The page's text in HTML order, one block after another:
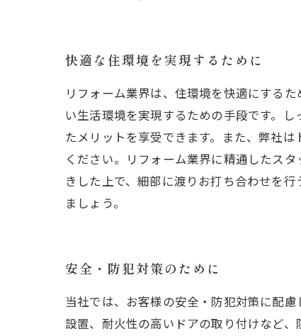
快適な住環境を実現するために
リフォーム業界は、住環境を快適にする
い生活環境を実現するための手段です。
たメリットを享受できます。また、弊社
ください。リフォーム業界に精通したス
きした上で、細部に渡りお打ち合わせを
ましょう。
安全・防犯対策のために
当社では、お客様の安全・防犯対策に配
設置、耐火性の高いドアの取り付けなど